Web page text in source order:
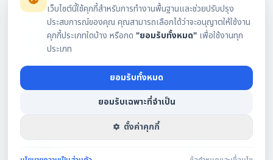
2558 — — — — 0.00 ▲ +0.00
2557 — — — — 0.00 ▲ +0.00
2556 — — — — 0.00 ▲ +0.00
2555 — — — — 0.00
— — ▲ +0.00
เว็บไซต์นี้ใช้คุกกี้สำหรับการทำงานพื้นฐานและช่วยปรับปรุง
ประสบการณ์ของคุณ คุณสามารถเลือกได้ว่าจะอนุญาตให้ใช้งาน
คุกกี้ประเภทใดบ้าง หรือกด "ยอมรับทั้งหมด" เพื่อใช้งานทุก
ประเภท
ยอมรับทั้งหมด
ยอมรับเฉพาะที่จำเป็น
ตั้งค่าคุกกี้